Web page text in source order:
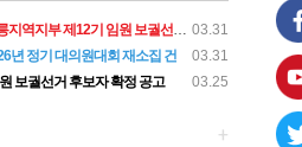
03.31
부 제12기 임원 보궐선거결과 공고
03.31
년 정기 대의원대회 재소집 건
03.25
보궐선거 후보자 확정 공고
+